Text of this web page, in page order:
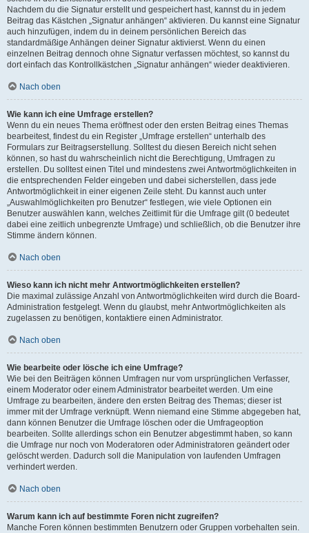
Nachdem du die Signatur erstellt und gespeichert hast, kannst du in jedem
Beitrag das Kästchen „Signatur anhängen“ aktivieren. Du kannst eine Signatur
auch hinzufügen, indem du in deinem persönlichen Bereich das
standardmäßige Anhängen deiner Signatur aktivierst. Wenn du einen
einzelnen Beitrag dennoch ohne Signatur verfassen möchtest, so kannst du
dort einfach das Kontrollkästchen „Signatur anhängen“ wieder deaktivieren.
Nach oben
Wie kann ich eine Umfrage erstellen?
Wenn du ein neues Thema eröffnest oder den ersten Beitrag eines Themas
bearbeitest, findest du ein Register „Umfrage erstellen“ unterhalb des
Formulars zur Beitragserstellung. Solltest du diesen Bereich nicht sehen
können, so hast du wahrscheinlich nicht die Berechtigung, Umfragen zu
erstellen. Du solltest einen Titel und mindestens zwei Antwortmöglichkeiten in
die entsprechenden Felder eingeben und dabei sicherstellen, dass jede
Antwortmöglichkeit in einer eigenen Zeile steht. Du kannst auch unter
„Auswahlmöglichkeiten pro Benutzer“ festlegen, wie viele Optionen ein
Benutzer auswählen kann, welches Zeitlimit für die Umfrage gilt (0 bedeutet
dabei eine zeitlich unbegrenzte Umfrage) und schließlich, ob die Benutzer ihre
Stimme ändern können.
Nach oben
Wieso kann ich nicht mehr Antwortmöglichkeiten erstellen?
Die maximal zulässige Anzahl von Antwortmöglichkeiten wird durch die Board-
Administration festgelegt. Wenn du glaubst, mehr Antwortmöglichkeiten als
zugelassen zu benötigen, kontaktiere einen Administrator.
Nach oben
Wie bearbeite oder lösche ich eine Umfrage?
Wie bei den Beiträgen können Umfragen nur vom ursprünglichen Verfasser,
einem Moderator oder einem Administrator bearbeitet werden. Um eine
Umfrage zu bearbeiten, ändere den ersten Beitrag des Themas; dieser ist
immer mit der Umfrage verknüpft. Wenn niemand eine Stimme abgegeben hat,
dann können Benutzer die Umfrage löschen oder die Umfrageoption
bearbeiten. Sollte allerdings schon ein Benutzer abgestimmt haben, so kann
die Umfrage nur noch von Moderatoren oder Administratoren geändert oder
gelöscht werden. Dadurch soll die Manipulation von laufenden Umfragen
verhindert werden.
Nach oben
Warum kann ich auf bestimmte Foren nicht zugreifen?
Manche Foren können bestimmten Benutzern oder Gruppen vorbehalten sein.